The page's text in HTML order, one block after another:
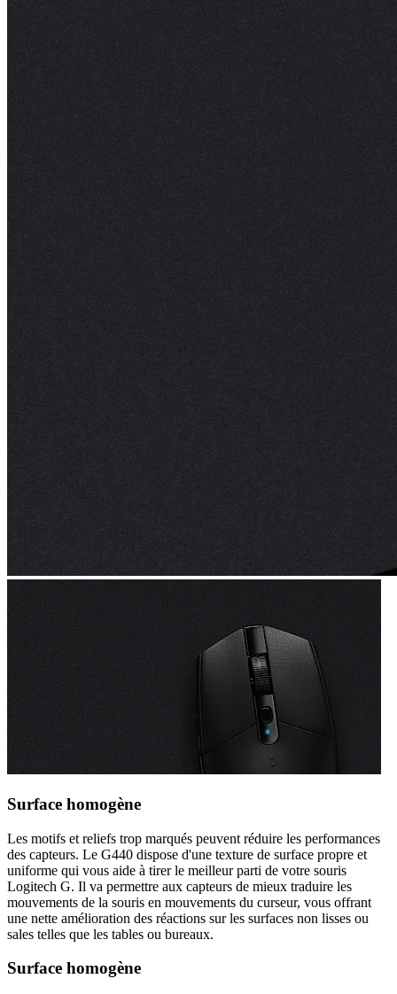
Surface homogène
Les motifs et reliefs trop marqués peuvent réduire les performances
des capteurs. Le G440 dispose d'une texture de surface propre et
uniforme qui vous aide à tirer le meilleur parti de votre souris
Logitech G. Il va permettre aux capteurs de mieux traduire les
mouvements de la souris en mouvements du curseur, vous offrant
une nette amélioration des réactions sur les surfaces non lisses ou
sales telles que les tables ou bureaux.
Surface homogène